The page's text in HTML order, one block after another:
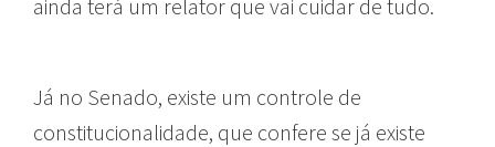
ainda terá um relator que vai cuidar de tudo.
Já no Senado, existe um controle de
constitucionalidade, que confere se já existe